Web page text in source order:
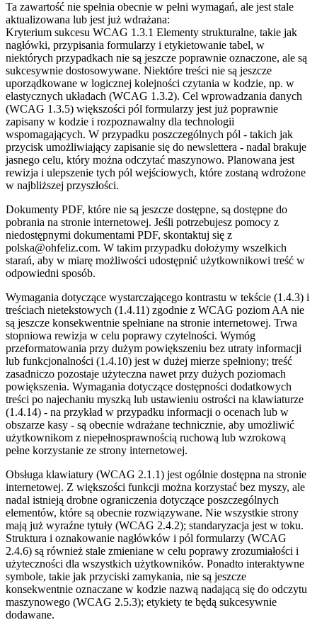
Ta zawartość nie spełnia obecnie w pełni wymagań, ale jest stale
aktualizowana lub jest już wdrażana:
Kryterium sukcesu WCAG 1.3.1 Elementy strukturalne, takie jak
nagłówki, przypisania formularzy i etykietowanie tabel, w
niektórych przypadkach nie są jeszcze poprawnie oznaczone, ale są
sukcesywnie dostosowywane. Niektóre treści nie są jeszcze
uporządkowane w logicznej kolejności czytania w kodzie, np. w
elastycznych układach (WCAG 1.3.2). Cel wprowadzania danych
(WCAG 1.3.5) większości pól formularzy jest już poprawnie
zapisany w kodzie i rozpoznawalny dla technologii
wspomagających. W przypadku poszczególnych pól - takich jak
przycisk umożliwiający zapisanie się do newslettera - nadal brakuje
jasnego celu, który można odczytać maszynowo. Planowana jest
rewizja i ulepszenie tych pól wejściowych, które zostaną wdrożone
w najbliższej przyszłości.
Dokumenty PDF, które nie są jeszcze dostępne, są dostępne do
pobrania na stronie internetowej. Jeśli potrzebujesz pomocy z
niedostępnymi dokumentami PDF, skontaktuj się z
polska@ohfeliz.com. W takim przypadku dołożymy wszelkich
starań, aby w miarę możliwości udostępnić użytkownikowi treść w
odpowiedni sposób.
Wymagania dotyczące wystarczającego kontrastu w tekście (1.4.3) i
treściach nietekstowych (1.4.11) zgodnie z WCAG poziom AA nie
są jeszcze konsekwentnie spełniane na stronie internetowej. Trwa
stopniowa rewizja w celu poprawy czytelności. Wymóg
przeformatowania przy dużym powiększeniu bez utraty informacji
lub funkcjonalności (1.4.10) jest w dużej mierze spełniony; treść
zasadniczo pozostaje użyteczna nawet przy dużych poziomach
powiększenia. Wymagania dotyczące dostępności dodatkowych
treści po najechaniu myszką lub ustawieniu ostrości na klawiaturze
(1.4.14) - na przykład w przypadku informacji o ocenach lub w
obszarze kasy - są obecnie wdrażane technicznie, aby umożliwić
użytkownikom z niepełnosprawnością ruchową lub wzrokową
pełne korzystanie ze strony internetowej.
Obsługa klawiatury (WCAG 2.1.1) jest ogólnie dostępna na stronie
internetowej. Z większości funkcji można korzystać bez myszy, ale
nadal istnieją drobne ograniczenia dotyczące poszczególnych
elementów, które są obecnie rozwiązywane. Nie wszystkie strony
mają już wyraźne tytuły (WCAG 2.4.2); standaryzacja jest w toku.
Struktura i oznakowanie nagłówków i pól formularzy (WCAG
2.4.6) są również stale zmieniane w celu poprawy zrozumiałości i
użyteczności dla wszystkich użytkowników. Ponadto interaktywne
symbole, takie jak przyciski zamykania, nie są jeszcze
konsekwentnie oznaczane w kodzie nazwą nadającą się do odczytu
maszynowego (WCAG 2.5.3); etykiety te będą sukcesywnie
dodawane.